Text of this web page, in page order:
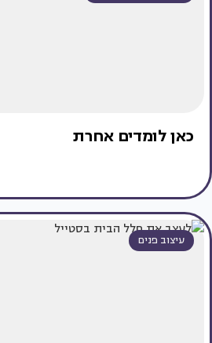
כאן לומדים אחרת
עיצוב פנים